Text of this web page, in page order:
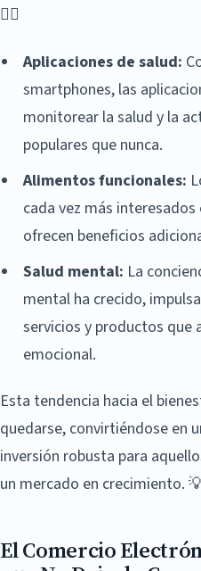
🧘‍♀️
Aplicaciones de salud:
smartphones, las
monitorear la salud y la
populares que nunca.
Alimentos funcionales:
cada vez más
ofrecen beneficios
Salud mental: La
mental ha crecido,
servicios y productos que
emocional.
Esta tendencia hacia el
quedarse, convirtiéndose en
inversión robusta para
un mercado en crecimiento.
El Comercio